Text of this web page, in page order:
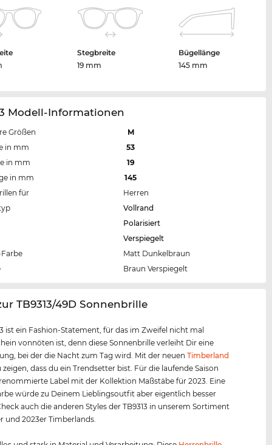
Stegbreite
19 mm
Bügellänge
145 mm
Modell-Informationen
Größen
M
in mm
53
in mm
19
in mm
145
für
Herren
Vollrand
Polarisiert
Verspiegelt
Matt Dunkelbraun
Braun Verspiegelt
TB9313/49D Sonnenbrille
ist ein Fashion-Statement, für das im Zweifel nicht mal
vonnöten ist, denn diese Sonnenbrille verleiht Dir eine
bei der die Nacht zum Tag wird. Mit der neuenTimberland
zeigen, dass du ein Trendsetter bist. Für die laufende Saison
Label mit der Kollektion Maßstäbe für 2023. Eine
würde zu Deinem Lieblingsoutfit aber eigentlich besser
auch die anderen Styles der TB9313 in unserem Sortiment
und 2023er Timberlands.